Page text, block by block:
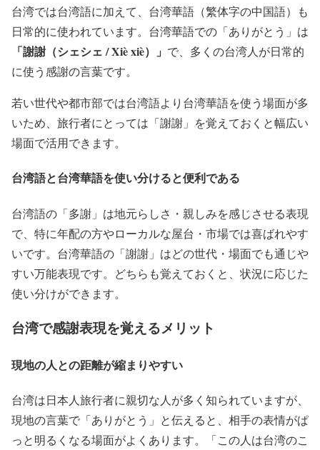
台湾では台湾語に加えて、台湾華語（繁体字の中国語）も
日常的に使われています。台湾華語での「ありがとう」は
「謝謝（シェシェ / Xiè xiè）」 で、多くの台湾人が日常的
に使う感謝の言葉です。
若い世代や都市部では台湾語より台湾華語を使う場面が多
いため、旅行者にとっては「謝謝」を覚えておくと幅広い
場面で活用できます。
台湾語と台湾華語を使い分けると便利である
台湾語の「多謝」は地元らしさ・親しみを感じさせる表現
で、特に年配の方やローカルな屋台・市場では喜ばれやす
いです。台湾華語の「謝謝」はどの世代・場面でも通じや
すい万能表現です。どちらも覚えておくと、状況に応じた
使い分けができます。
台湾で感謝表現を覚えるメリット
現地の人との距離が縮まりやすい
台湾は日本人旅行者に親切な人が多く知られていますが、
現地の言葉で「ありがとう」と伝えると、相手の表情がぱ
っと明るくなる場面がよくあります。「この人は台湾のこ